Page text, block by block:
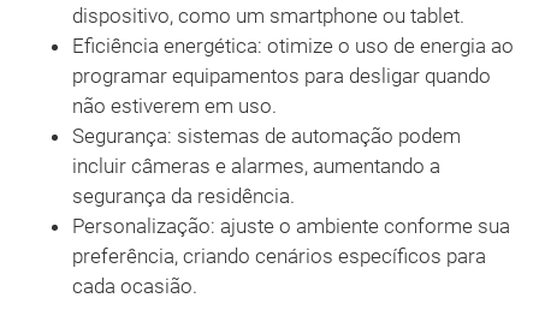
dispositivo, como um smartphone ou tablet.
Eficiência energética: otimize o uso de energia ao
programar equipamentos para desligar quando
não estiverem em uso.
Segurança: sistemas de automação podem
incluir câmeras e alarmes, aumentando a
segurança da residência.
Personalização: ajuste o ambiente conforme sua
preferência, criando cenários específicos para
cada ocasião.